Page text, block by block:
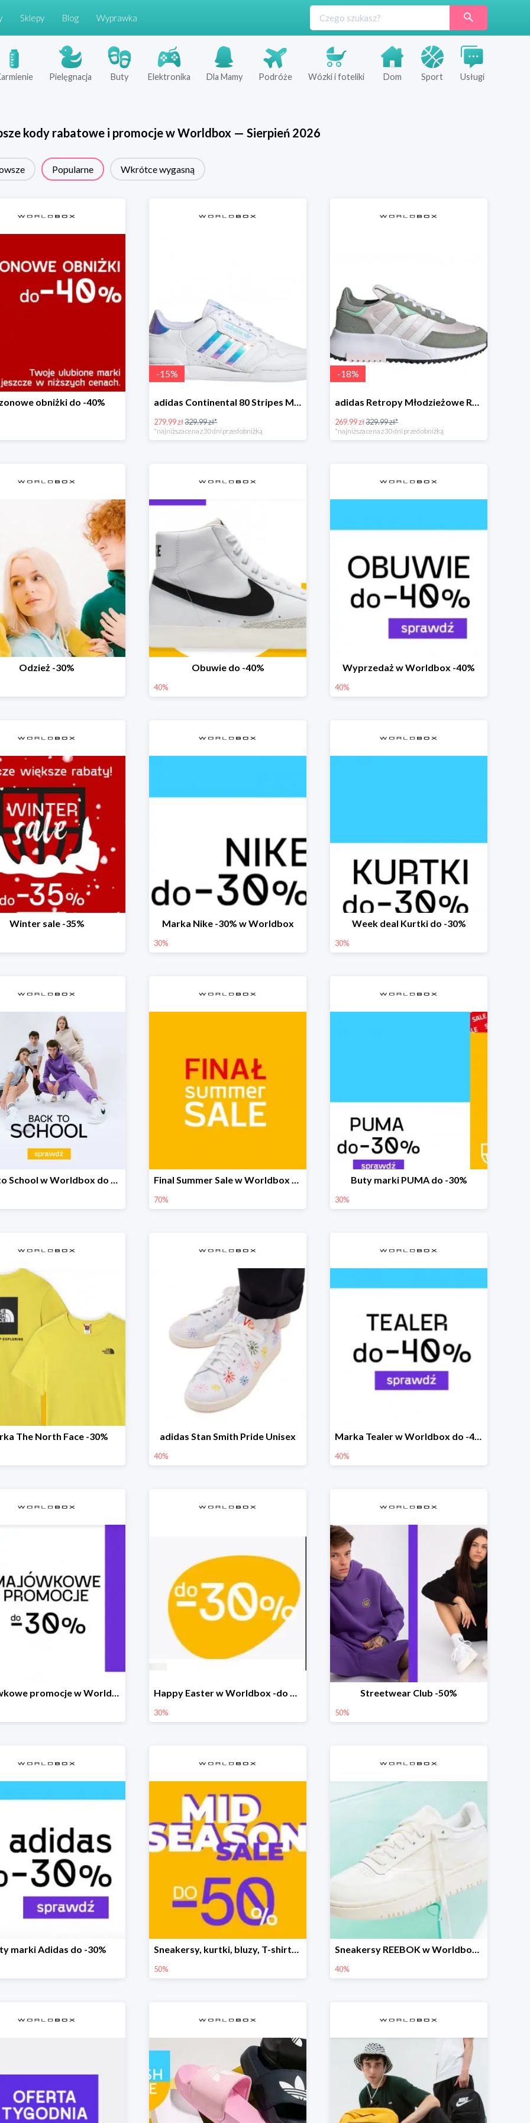
Sklepy Blog Wyprawka
Pielęgnacja Buty Elektronika Dla Mamy Podróże Wózki i foteliki Dom Sport Usługi
kody rabatowe i promocje wWorldbox— Sierpień 2026
Popularne Wkrótce wygasną
obniżki do -40%
-15%
adidas Continental 80 Stripes Młodzieżowe Białe
279.99 zł329.99 zł*
*najniższa cena z 30 dni przed obniżką
-18%
adidas Retropy Młodzieżowe Różowe
269.99 zł329.99 zł*
*najniższa cena z 30 dni przed obniżką
Odzież -30% Obuwie do -40%
40%
Wyprzedaż w Worldbox -40%
40%
Winter sale -35% Marka Nike -30% w Worldbox
30%
Week deal Kurtki do -30%
30%
Back to School w Worldbox do -40% Final Summer Sale w Worldbox do -70%
70%
Buty marki PUMA do -30%
30%
The North Face -30% adidas Stan Smith Pride Unisex
40%
Marka Tealer w Worldbox do -40%
40%
Majówkowe promocje w Worldbox do -30% Happy Easter w Worldbox -do 30% na wybrane produkty
30%
Streetwear Club -50%
50%
marki Adidas do -30% Sneakersy, kurtki, bluzy, T-shirty i akcesoria nawet o 50% taniej
50%
Sneakersy REEBOK w Worldbox do -40%
40%